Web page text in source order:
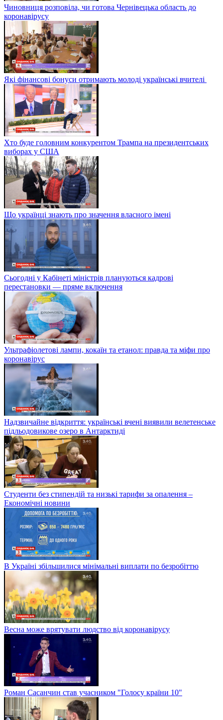
Чиновниця розповіла, чи готова Чернівецька область до
коронавірусу
Які фінансові бонуси отримають молоді українські вчителі
Хто буде головним конкурентом Трампа на президентських
виборах у США
Що українці знають про значення власного імені
Сьогодні у Кабінеті міністрів плануються кадрові
перестановки — пряме включення
Ультрафіолетові лампи, кокаїн та етанол: правда та міфи про
коронавірус
Надзвичайне відкриття: українські вчені виявили велетенське
підльодовикове озеро в Антарктиді
Студенти без стипендій та низькі тарифи за опалення –
Економічні новини
В Україні збільшилися мінімальні виплати по безробіттю
Весна може врятувати людство від коронавірусу
Роман Сасанчин став учасником "Голосу країни 10"